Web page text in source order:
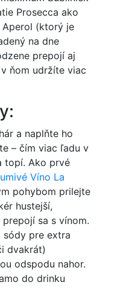
Prosecca ako
Aperol (ktorý je
na dne
prepojí aj
ňom udržíte viac
a naplňte ho
– čím viac ľadu v
topí. Ako prvé
Víno La
pohybom prilejte
hustejší,
sa s vínom.
sódy pre extra
dvakrát)
odspodu nahor.
do drinku